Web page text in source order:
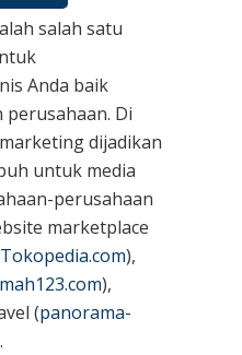
salah satu
Anda baik
Di
dijadikan
untuk media
perusahaan
marketplace
Tokopedia.com),
),
(panorama-